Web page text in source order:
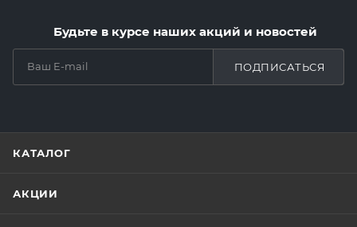
Будьте в курсе наших акций и новостей
ПОДПИСАТЬСЯ
КАТАЛОГ
АКЦИИ